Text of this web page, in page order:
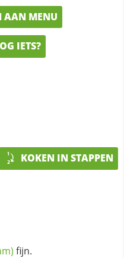
AAN MENU
IETS?
KOKEN IN STAPPEN
fijn.